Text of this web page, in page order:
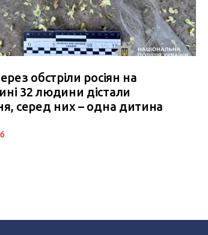
обстріли росіян на
32 людини дістали
серед них – одна дитина